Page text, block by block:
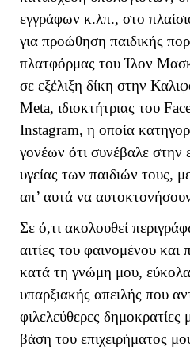
εγγράφων κ.λπ., στο
για προώθηση παιδικής
πλατφόρμας του Ίλον
σε εξέλιξη δίκη στην
Meta, ιδιοκτήτριας του
Instagram, η οποία
γονέων ότι συνέβαλε στην
υγείας των παιδιών τους,
απ’ αυτά να
Σε ό,τι ακολουθεί
αιτίες του φαινομένου και
κατά τη γνώμη μου,
υπαρξιακής απειλής που
φιλελεύθερες
βάση του επιχειρήματος